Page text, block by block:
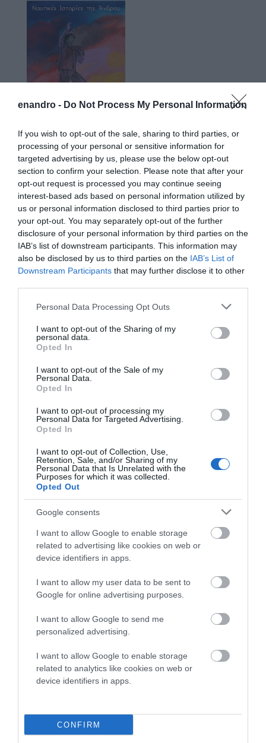
enandro - Do Not Process My Personal Information
If you wish to opt-out of the sale, sharing to third parties, or
processing of your personal or sensitive information for
targeted advertising by us, please use the below opt-out
section to confirm your selection. Please note that after your
opt-out request is processed you may continue seeing
interest-based ads based on personal information utilized by
us or personal information disclosed to third parties prior to
your opt-out. You may separately opt-out of the further
disclosure of your personal information by third parties on the
IAB’s list of downstream participants. This information may
also be disclosed by us to third parties on the IAB’s List of
Downstream Participants that may further disclose it to other
Please note that this website/app uses one or more Google
not limited to your visit or usage behaviour. You may click to
grant or deny consent to Google and its third-party tags to
use your data for below specified purposes in below Google
consent section.
Personal Data Processing Opt Outs
I want to opt-out of the Sharing of my
personal data.
Opted In
I want to opt-out of the Sale of my
Personal Data.
Opted In
I want to opt-out of processing my
Personal Data for Targeted Advertising.
Opted In
I want to opt-out of Collection, Use,
Retention, Sale, and/or Sharing of my
Personal Data that Is Unrelated with the
Purposes for which it was collected.
Opted Out
Google consents
I want to allow Google to enable storage
related to advertising like cookies on web or
device identifiers in apps.
I want to allow my user data to be sent to
Google for online advertising purposes.
I want to allow Google to send me
personalized advertising.
I want to allow Google to enable storage
related to analytics like cookies on web or
device identifiers in apps.
CONFIRM
Προτεινόμενα άρθρα
ΣΥΓΚΛΟΝΙΣΤΙΚΟΣ ΑΠΟΧΑΙΡΕΤΙΣΜΟΣ ΣΤΗ
ΡΑΦΗΝΑ ΣΤΟ «ΤΕΛΕΥΤΑΙΟ ΜΠΑΡΚΟ» ΤΟΥ
ΚΑΠΕΤΑΝ ΑΝΤΩΝΗ ΒΙΔΑΛΗ
Η Φιλαρμονική του Μουσικού Συλλόγου Άνδρου τίμησε
τον μοναδικό Γιώργο Κατσαρό
Απαράδεκτη εμπειρία στη Ραφήνα. Φωτογραφίες από
Η ΥΔΡΟΦΟΡΑ ΤΟΥ ΕΠΑΡΧΕΙΟΥ ΧΑΘΗΚΕ! ΟΠΩΣ
ΕΠΑΡΧΕΙΟΥ! ΟΙ ΕΥΘΥΝΕΣ ΟΜΩΣ
ΠΑΡΑΜΕΝΟΥΝ…
ΑΠΟΚΛΕΙΣΤΙΚΟ: «ΕΤΣΙ ΑΝΑΚΑΛΥΨΑ ΤΟ
ΣΗΜΑΝΤΙΚΟ ΑΡΧΑΙΟ ΝΑΥΑΓΙΟ ΤΗΣ ΑΝΔΡΟΥ!…»
Πρόσφατα Άρθρα
Η Άνδρος συνεχίζει να
Η νεολαία της Άνδρου είναι
ευκαιρίες για να φανεί.
05/08/2026
Άνδρου τίμησε τον